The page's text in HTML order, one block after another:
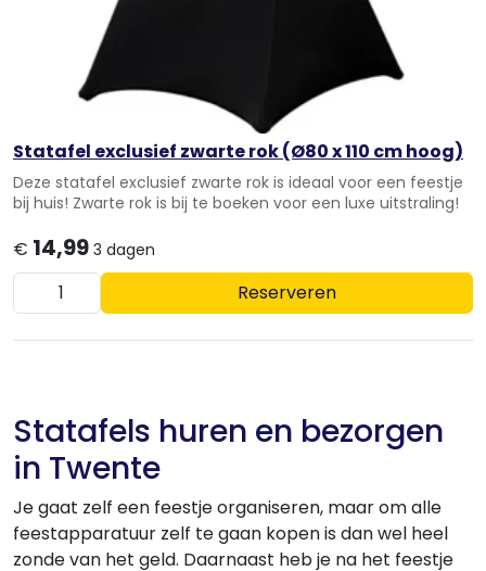
Statafel exclusief zwarte rok (Ø80 x 110 cm hoog)
Deze statafel exclusief zwarte rok is ideaal voor een feestje
bij huis! Zwarte rok is bij te boeken voor een luxe uitstraling!
€ 14,99 3 dagen
Reserveren
Statafels huren en bezorgen
in Twente
Je gaat zelf een feestje organiseren, maar om alle
feestapparatuur zelf te gaan kopen is dan wel heel
zonde van het geld. Daarnaast heb je na het feestje